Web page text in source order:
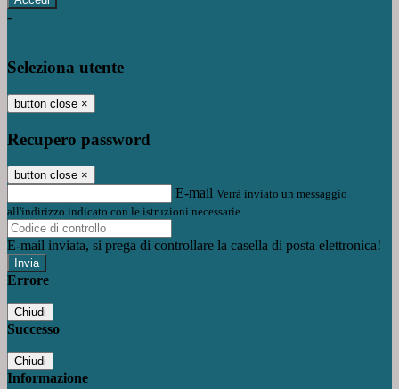
-
Seleziona utente
button close ×
Recupero password
button close ×
E-mail Verrà inviato un messaggio
all'indirizzo indicato con le istruzioni necessarie.
E-mail inviata, si prega di controllare la casella di posta elettronica!
Errore
Chiudi
Successo
Chiudi
Informazione